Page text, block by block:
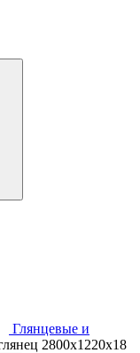
Глянцевые и
2800х1220х18